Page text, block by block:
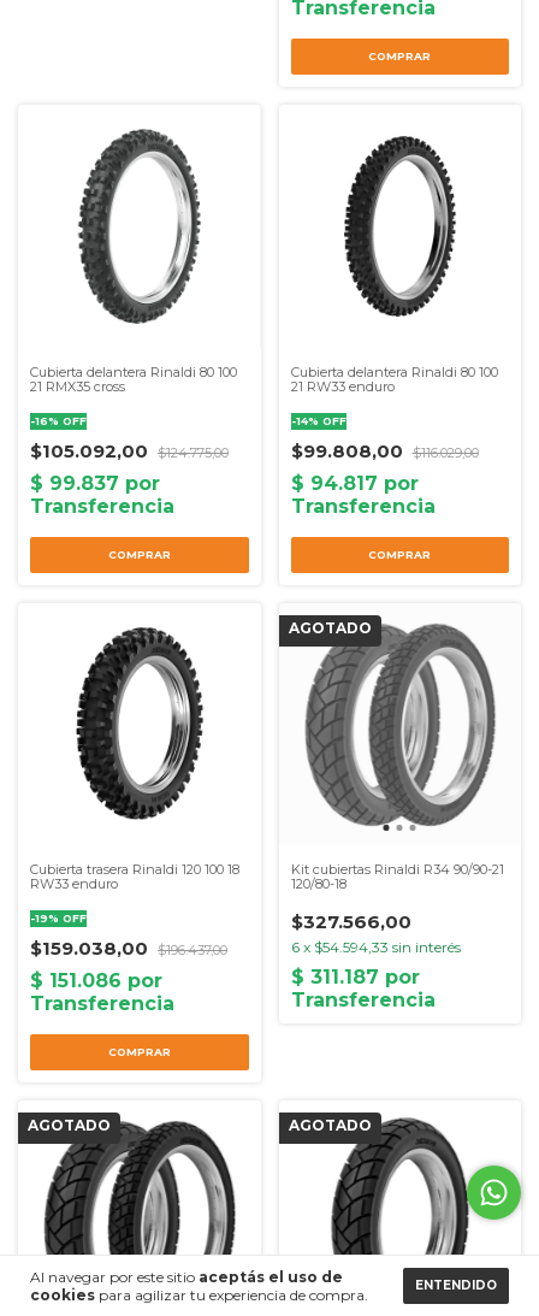
Al navegar por este sitio aceptás el uso de
cookies para agilizar tu experiencia de compra.
ENTENDIDO
Cubierta delantera Rinaldi 80 100
21 RMX35 cross
-16% OFF
$105.092,00 $124.775,00
COMPRAR
Cubierta delantera Rinaldi 80 100
21 RW33 enduro
-14% OFF
$99.808,00 $116.029,00
COMPRAR
Cubierta trasera Rinaldi 120 100 18
RW33 enduro
-19% OFF
$159.038,00 $196.437,00
COMPRAR
Kit cubiertas Rinaldi R34 90/90-21
120/80-18
$327.566,00
6 x $54.594,33 sin interés